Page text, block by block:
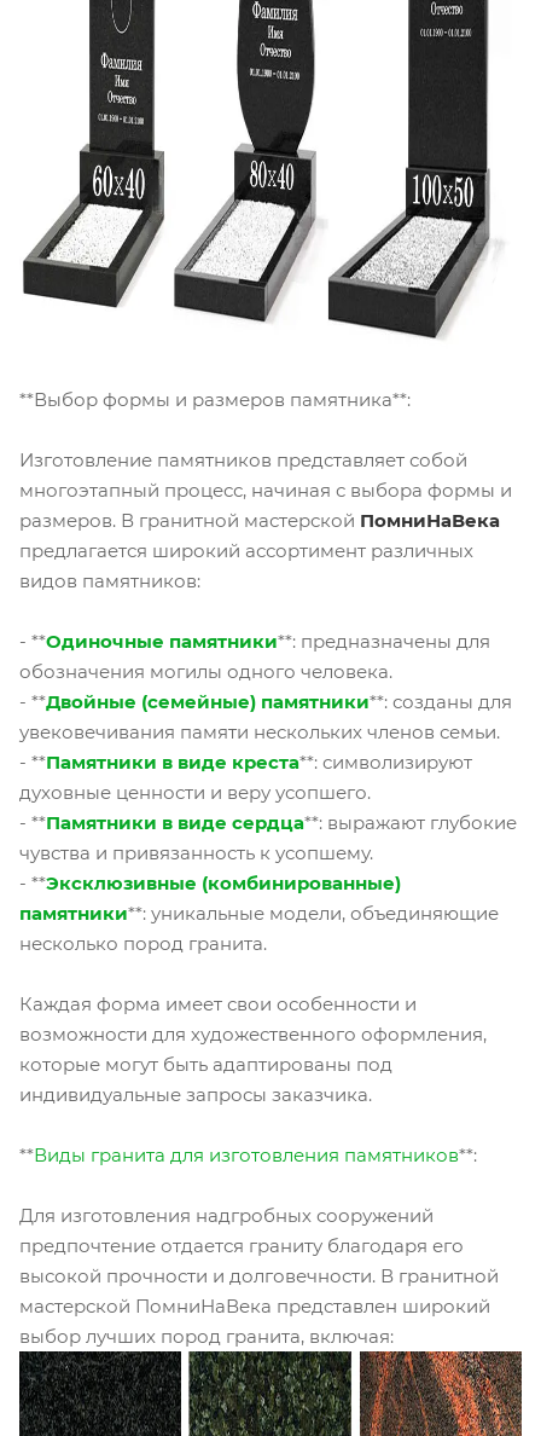
**Выбор формы и размеров памятника**:
Изготовление памятников представляет собой
многоэтапный процесс, начиная с выбора формы и
размеров. В гранитной мастерской ПомниНаВека
предлагается широкий ассортимент различных
видов памятников:
- **Одиночные памятники**: предназначены для
обозначения могилы одного человека.
- **Двойные (семейные) памятники**: созданы для
увековечивания памяти нескольких членов семьи.
- **Памятники в виде креста**: символизируют
духовные ценности и веру усопшего.
- **Памятники в виде сердца**: выражают глубокие
чувства и привязанность к усопшему.
- **Эксклюзивные (комбинированные)
памятники**: уникальные модели, объединяющие
несколько пород гранита.
Каждая форма имеет свои особенности и
возможности для художественного оформления,
которые могут быть адаптированы под
индивидуальные запросы заказчика.
**Виды гранита для изготовления памятников**:
Для изготовления надгробных сооружений
предпочтение отдается граниту благодаря его
высокой прочности и долговечности. В гранитной
мастерской ПомниНаВека представлен широкий
выбор лучших пород гранита, включая: